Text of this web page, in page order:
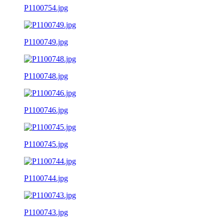
P1100754.jpg
P1100749.jpg
P1100748.jpg
P1100746.jpg
P1100745.jpg
P1100744.jpg
P1100743.jpg